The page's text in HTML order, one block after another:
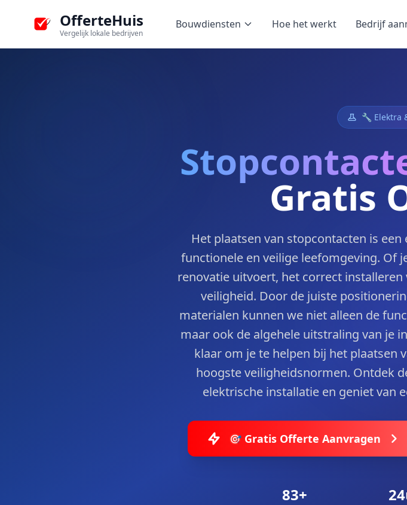
OfferteHuis
Vergelijk lokale bedrijven
Bouwdiensten Hoe het werkt Bedrijf
🔧 Elektra
Gratis
Het plaatsen van stopcontacten is
functionele en veilige leefomgeving. Of
renovatie uitvoert, het correct
veiligheid. Door de juiste
materialen kunnen we niet alleen de
maar ook de algehele uitstraling van je
klaar om je te helpen bij het plaatsen
hoogste veiligheidsnormen. Ontdek
elektrische installatie en geniet van
🎯 Gratis Offerte Aanvragen
83+